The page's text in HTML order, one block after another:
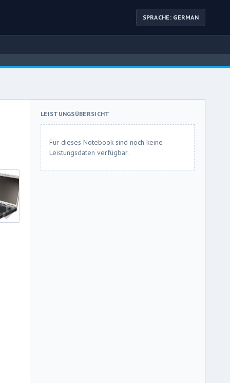
SPRACHE: GERMAN
LEISTUNGSÜBERSICHT
Für dieses Notebook sind noch keine
Leistungsdaten verfügbar.